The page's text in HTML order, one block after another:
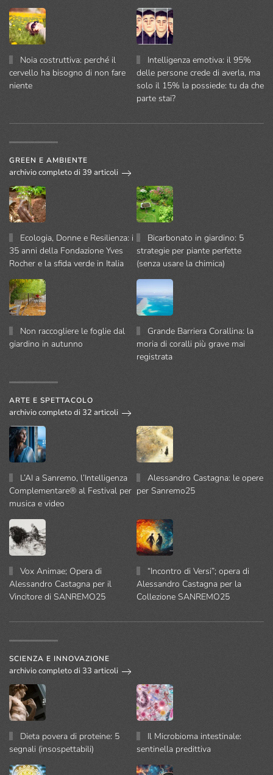
Noia costruttiva: perché il
cervello ha bisogno di non fare
niente
Intelligenza emotiva: il 95%
delle persone crede di averla, ma
solo il 15% la possiede: tu da che
parte stai?
GREEN E AMBIENTE
archivio completo di 39 articoli
Ecologia, Donne e Resilienza: i
35 anni della Fondazione Yves
Rocher e la sfida verde in Italia
Bicarbonato in giardino: 5
strategie per piante perfette
(senza usare la chimica)
Non raccogliere le foglie dal
giardino in autunno
Grande Barriera Corallina: la
moria di coralli più grave mai
registrata
ARTE E SPETTACOLO
archivio completo di 32 articoli
L’AI a Sanremo, l’Intelligenza
Complementare® al Festival per
musica e video
Alessandro Castagna: le opere
per Sanremo25
Vox Animae; Opera di
Alessandro Castagna per il
Vincitore di SANREMO25
“Incontro di Versi”; opera di
Alessandro Castagna per la
Collezione SANREMO25
SCIENZA E INNOVAZIONE
archivio completo di 33 articoli
Dieta povera di proteine: 5
segnali (insospettabili)
Il Microbioma intestinale:
sentinella predittiva